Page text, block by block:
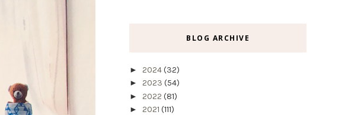
BLOG ARCHIVE
► 2024(32)
► 2023 (54)
► 2022 (81)
► 2021 (111)